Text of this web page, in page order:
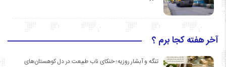
آخر هفته کجا برم ؟
تنگه و آبشار روزیه؛ خنکای ناب طبیعت در دل کوهستان‌های